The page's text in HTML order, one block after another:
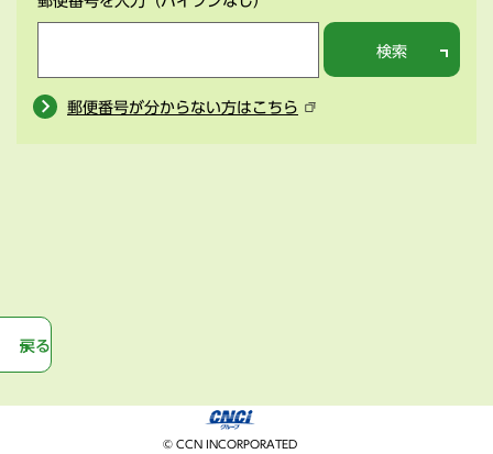
検索
郵便番号が分からない方はこちら
戻る
© CCN INCORPORATED